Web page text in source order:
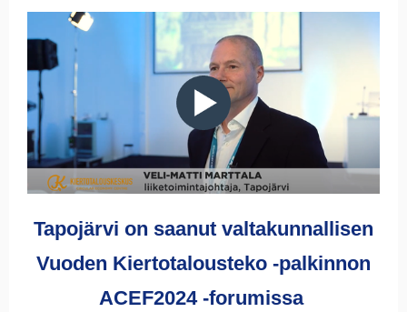
Tapojärvi on saanut valtakunnallisen
Vuoden Kiertotalousteko -palkinnon
ACEF2024 -forumissa